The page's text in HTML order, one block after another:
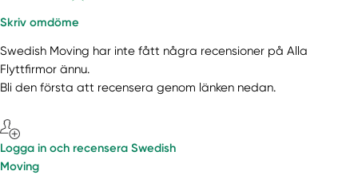
Skriv omdöme
Swedish Moving har inte fått några recensioner på Alla
Flyttfirmor ännu.
Bli den första att recensera genom länken nedan.
Logga in och recensera Swedish
Moving